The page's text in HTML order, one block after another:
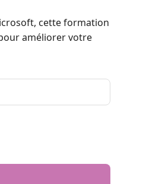
cette formation
améliorer votre